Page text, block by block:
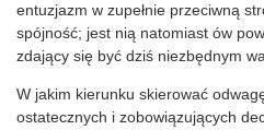
entuzjazm w zupełnie przeciwną
spójność; jest nią natomiast ów
zdający się być dziś niezbędnym
W jakim kierunku skierować
ostatecznych i zobowiązujących